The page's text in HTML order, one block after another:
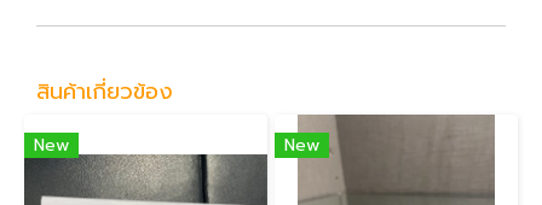
สินค้าเกี่ยวข้อง
New New